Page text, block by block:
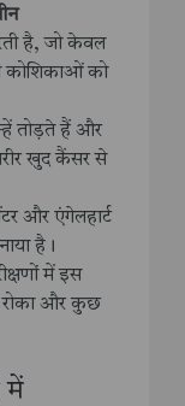
है, जो केवल
कोशिकाओं को
तोड़ते हैं और
खुद कैंसर से
और एंगेलहार्ट
है।
में इस
रोका और कुछ
में